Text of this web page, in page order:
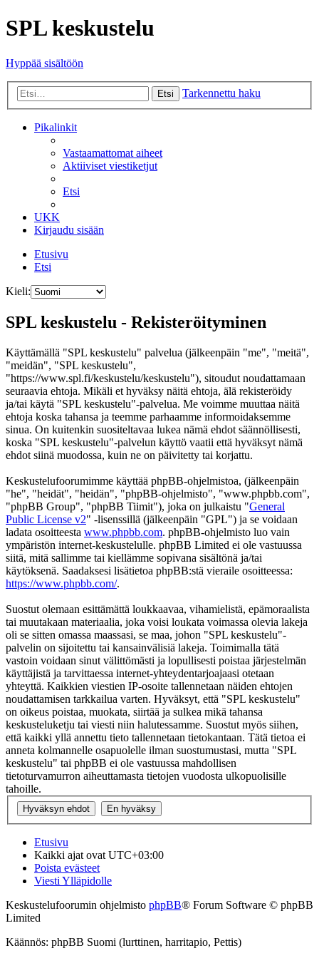
SPL keskustelu
Hyppää sisältöön
Etsi Tarkennettu haku
Pikalinkit
Vastaamattomat aiheet
Aktiiviset viestiketjut
Etsi
UKK
Kirjaudu sisään
Etusivu
Etsi
Kieli:
SPL keskustelu - Rekisteröityminen
Käyttämällä "SPL keskustelu" palvelua (jälkeenpäin "me", "meitä",
"meidän", "SPL keskustelu",
"https://www.spl.fi/keskustelu/keskustelu"), sitoudut noudattamaan
seuraavia ehtoja. Mikäli et hyväksy näitä ehtoja, älä rekisteröidy
ja/tai käytä "SPL keskustelu"-palvelua. Me voimme muuttaa näitä
ehtoja koska tahansa ja teemme parhaamme informoidaksemme
sinua. On kuitenkin suositeltavaa lukea nämä ehdot säännöllisesti,
koska "SPL keskustelu"-palvelun käyttö vaatii että hyväksyt nämä
ehdot siinä muodossa, kuin ne on päivitetty tai korjattu.
Keskustelufoorumimme käyttää phpBB-ohjelmistoa, (jälkeenpäin
"he", "heidät", "heidän", "phpBB-ohjelmisto", "www.phpbb.com",
"phpBB Group", "phpBB Tiimit"), joka on julkaistu "General
Public License v2" -lisenssillä (jälkeenpäin "GPL") ja se voidaan
ladata osoitteesta www.phpbb.com. phpBB-ohjelmisto luo vain
ympäristön internet-keskustelulle. phpBB Limited ei ole vastuussa
siitä, mitä sallimme tai kiellämme sopivana sisältönä ja/tai
käytöksenä. Saadaksesi lisätietoa phpBB:stä vieraile osoitteessa:
https://www.phpbb.com/.
Suostut olemaan esittämättä loukkaavaa, vihamielistä, epämoraalista
tai muutakaan materiaalia, joka voisi loukata voimassa olevia lakeja
oli se sitten omassa maassasi, se maa, johon "SPL keskustelu"-
palvelin on sijoitettu tai kansainvälisiä lakeja. Toimimalla tätä
vastoin voidaan sinut välittömästi ja lopullisesti poistaa järjestelmän
käyttäjistä ja tarvittaessa internet-yhteydentarjoajaasi otetaan
yhteyttä. Kaikkien viestien IP-osoite tallennetaan näiden ehtojen
noudattamisen tarkkailua varten. Hyväksyt, että "SPL keskustelu"
on oikeus poistaa, muokata, siirtää ja sulkea mikä tahansa
keskusteluketju tai viesti niin halutessamme. Suostut myös siihen,
että kaikki yllä annettu tieto tallennetaan tietokantaan. Tätä tietoa ei
anneta kolmannelle osapuolelle ilman suostumustasi, mutta "SPL
keskustelu" tai phpBB ei ole vastuussa mahdollisen
tietoturvamurron aiheuttamasta tietojen vuodosta ulkopuolisille
tahoille.
Etusivu
Kaikki ajat ovat UTC+03:00
Poista evästeet
Viesti Ylläpidolle
Keskustelufoorumin ohjelmisto phpBB® Forum Software © phpBB
Limited
Käännös: phpBB Suomi (lurttinen, harritapio, Pettis)